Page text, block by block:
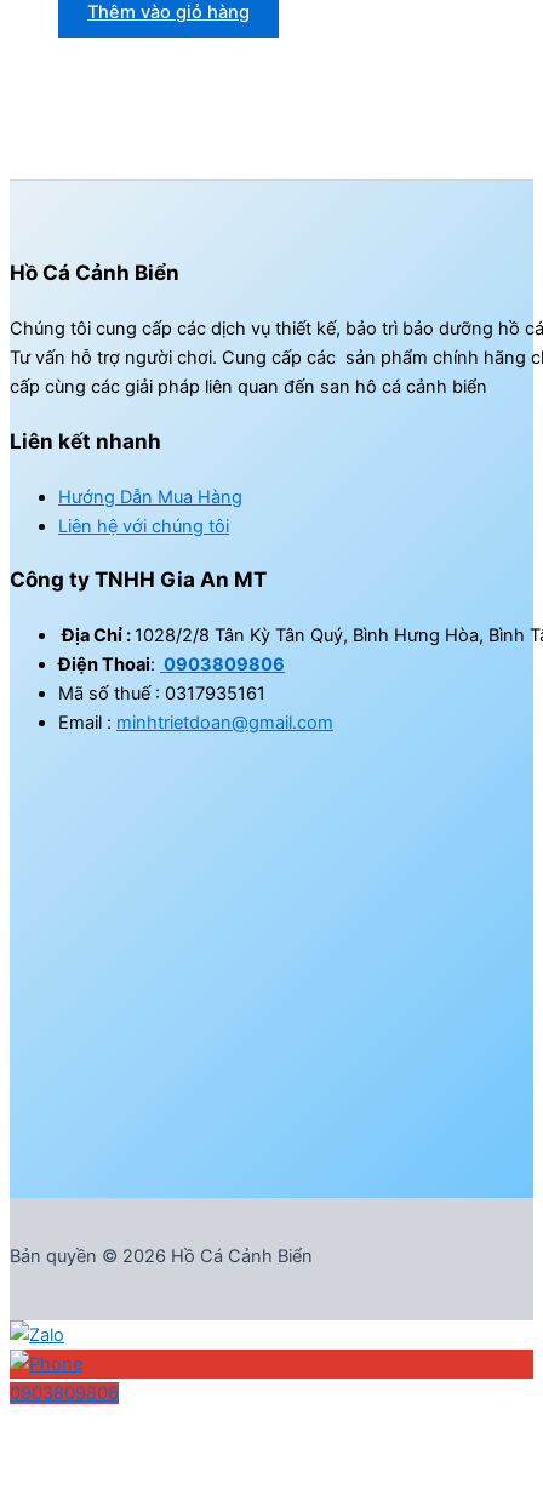
Thêm vào giỏ hàng
Hồ Cá Cảnh Biển
Chúng tôi cung cấp các dịch vụ thiết kế, bảo trì bảo dưỡng hồ
Tư vấn hỗ trợ người chơi. Cung cấp các sản phẩm chính hãng
cấp cùng các giải pháp liên quan đến san hô cá cảnh biển
Liên kết nhanh
Hướng Dẫn Mua Hàng
Liên hệ với chúng tôi
Công ty TNHH Gia An MT
Địa Chỉ :1028/2/8 Tân Kỳ Tân Quý, Bình Hưng Hòa, Bình
Điện Thoai: 0903809806
Mã số thuế : 0317935161
Email : minhtrietdoan@gmail.com
Bản quyền © 2026 Hồ Cá Cảnh Biển
0903809806